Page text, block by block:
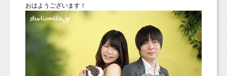
先日、仕事の相談をしていた時のことです。
おはようございます！